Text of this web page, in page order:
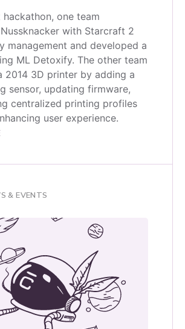
one team
with Starcraft 2
management and developed a
ML Detoxify. The other team
2014 3D printer by adding a
sensor, updating firmware,
centralized printing profiles
user experience.
& EVENTS